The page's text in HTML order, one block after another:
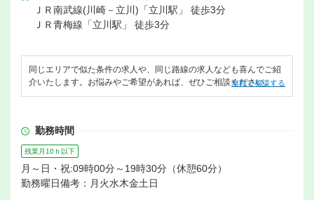
ＪＲ南武線(川崎－立川)「立川駅」 徒歩3分
ＪＲ青梅線「立川駅」 徒歩3分
同じエリアで似た条件の求人や、同じ路線の求人なども喜んでご紹
介いたします。お悩みやご希望があれば、ぜひご相談ください。
無料で相談する
勤務時間
残業月10ｈ以下
月～日・祝:09時00分～19時30分（休憩60分）
勤務曜日備考：月火水木金土日